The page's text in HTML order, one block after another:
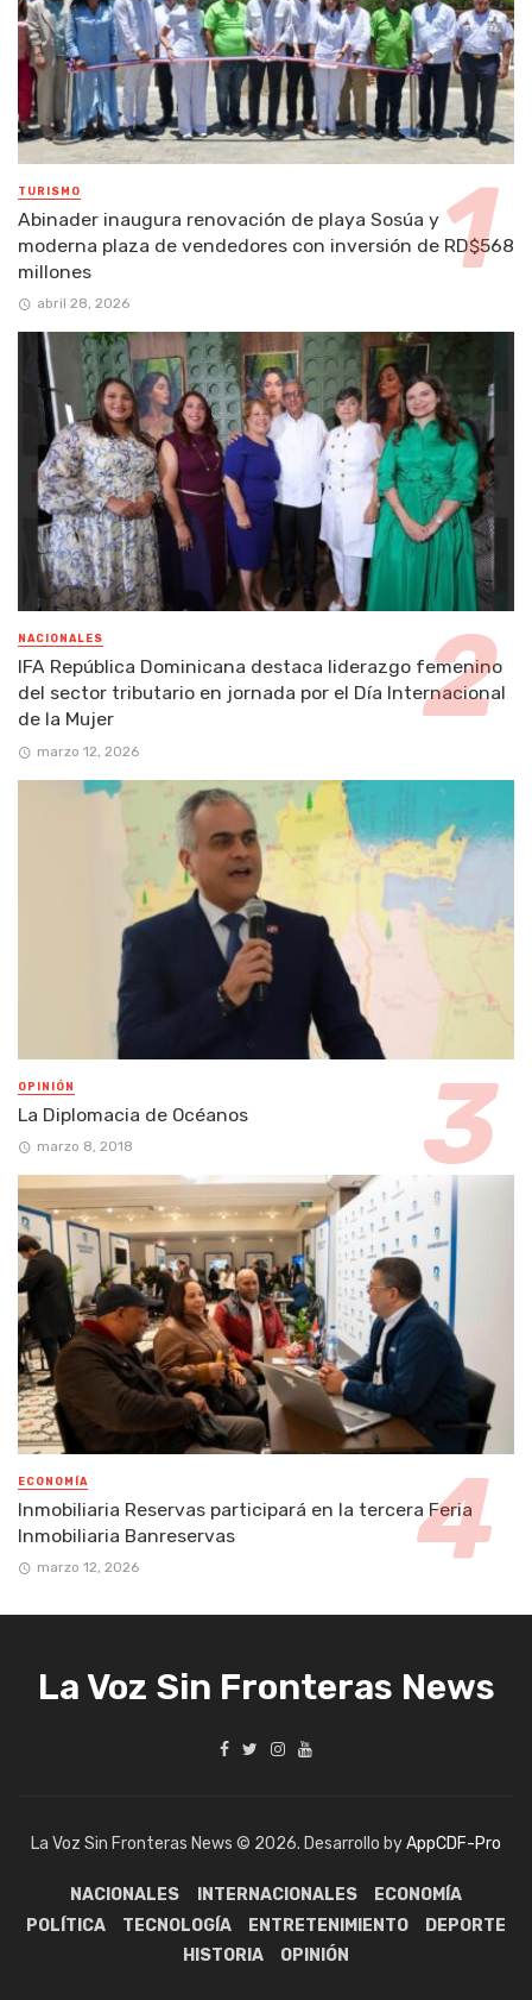
TURISMO
Abinader inaugura renovación de playa Sosúa y
moderna plaza de vendedores con inversión de RD$568
millones
abril 28, 2026
NACIONALES
IFA República Dominicana destaca liderazgo femenino
del sector tributario en jornada por el Día Internacional
de la Mujer
marzo 12, 2026
OPINIÓN
La Diplomacia de Océanos
marzo 8, 2018
ECONOMÍA
Inmobiliaria Reservas participará en la tercera Feria
Inmobiliaria Banreservas
marzo 12, 2026
La Voz Sin Fronteras News
La Voz Sin Fronteras News © 2026. Desarrollo byAppCDF-Pro
NACIONALES INTERNACIONALES
ECONOMÍA
POLÍTICA
TECNOLOGÍA ENTRETENIMIENTO
DEPORTE
HISTORIA
OPINIÓN